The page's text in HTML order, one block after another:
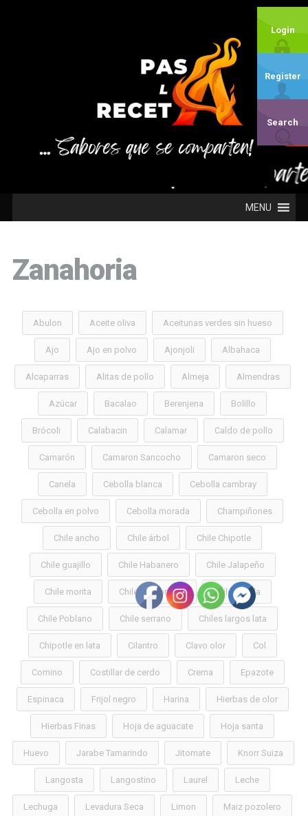
MENU
Login
Register
Search
Zanahoria
Abulon Aceite oliva Aceitunas verdes sin hueso
Ajo Ajo en polvo Ajonjoli Albahaca
Alcaparras Alitas de pollo Almeja Almendras
Azúcar Bacalao Berenjena Bolillo
Brócoli Calabacin Calamar Caldo de pollo
Camarón Camaron Sancocho Camaron seco
Canela Cebolla blanca Cebolla cambray
Cebolla en polvo Cebolla morada Champiñones
Chile ancho Chile árbol Chile Chipotle
Chile guajillo Chile Habanero Chile Jalapeño
Chile morita Chile morron lata Chile pasilla
Chile Poblano Chile serrano Chiles largos lata
Chipotle en lata Cilantro Clavo olor Col
Comino Costillar de cerdo Crema Epazote
Espinaca Frijol negro Harina Hierbas de olor
Hierbas Finas Hoja de aguacate Hoja santa
Huevo Jarabe Tamarindo Jitomate Knorr Suiza
Langosta Langostino Laurel Leche
Lechuga Levadura Seca Limon Maiz pozolero